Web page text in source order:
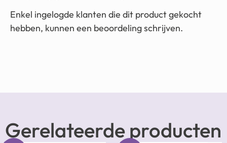
Enkel ingelogde klanten die dit product gekocht
hebben, kunnen een beoordeling schrijven.
Gerelateerde producten